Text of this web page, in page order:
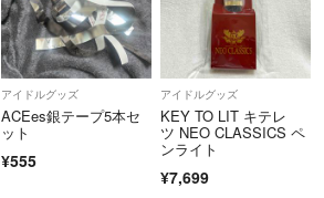
アイドルグッズ
ACEes銀テープ5本セ
ット
¥555
アイドルグッズ
KEY TO LIT キテレ
ツ NEO CLASSICS ペ
ンライト
¥7,699